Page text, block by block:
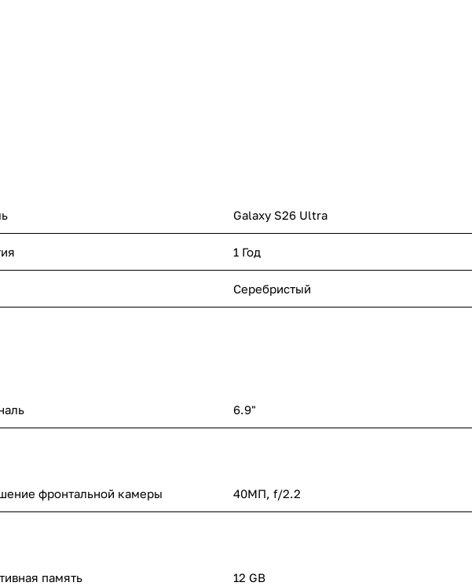
Galaxy S26 Ultra
1 Год
Серебристый
6.9"
фронтальной камеры 40МП, f/2.2
память 12 GB